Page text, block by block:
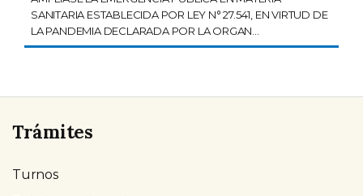
SANITARIA ESTABLECIDA POR LEY N° 27.541, EN VIRTUD DE
LA PANDEMIA DECLARADA POR LA ORGAN...
Trámites
Turnos